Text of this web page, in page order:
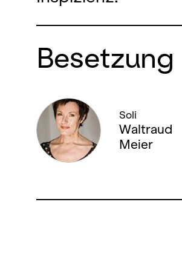
Besetzung
Soli
Waltraud
Meier